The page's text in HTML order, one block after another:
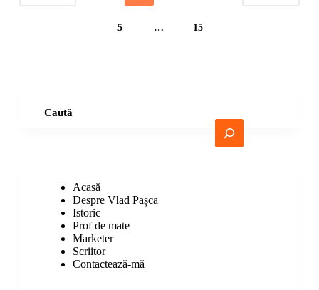
5 … 15
Caută
Acasă
Despre Vlad Pașca
Istoric
Prof de mate
Marketer
Scriitor
Contactează-mă